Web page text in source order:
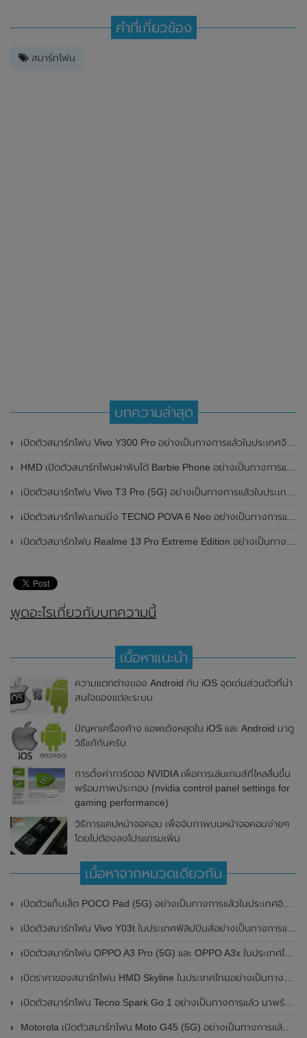
คำที่เกี่ยวข้อง
สมาร์ทโฟน
บทความล่าสุด
เปิดตัวสมาร์ทโฟน Vivo Y300 Pro อย่างเป็นทางการแล้วในประเทศจีน มาพร้อมดีไซน์พรีเมี่ยม ทนทาน และแบตเตอรี่สุดอึดขนาดใหญ่ 6,500mAh พร้อมรองรับการชาร์จไว 80W
HMD เปิดตัวสมาร์ทโฟนฝาพับได้ Barbie Phone อย่างเป็นทางการแล้ว มาพร้อมธีมสีชมพูสดใส
เปิดตัวสมาร์ทโฟน Vivo T3 Pro (5G) อย่างเป็นทางการแล้วในประเทศอินเดีย
เปิดตัวสมาร์ทโฟนเกมมิ่ง TECNO POVA 6 Neo อย่างเป็นทางการแล้วในประเทศไทย ในราคา 8,499 บาท
เปิดตัวสมาร์ทโฟน Realme 13 Pro Extreme Edition อย่างเป็นทางการแล้วในประเทศจีน
พูดอะไรเกี่ยวกับบทความนี้
เนื้อหาแนะนำ
ความแตกต่างของ Android กับ iOS จุดเด่นส่วนตัวที่น่า
สนใจของแต่ละระบบ
ปัญหาเครื่องค้าง แอพเด้งหลุดใน iOS และ Android มาดู
วิธีแก้กันครับ
การตั้งค่าการ์ดจอ NVIDIA เพื่อการเล่นเกมส์ที่ไหลลื่นขึ้น
พร้อมภาพประกอบ (nvidia control panel settings for
gaming performance)
วิธีการแคปหน้าจอคอม เพื่อจับภาพบนหน้าจอคอมง่ายๆ
โดยไม่ต้องลงโปรแกรมเพิ่ม
เนื้อหาจากหมวดเดียวกัน
เปิดตัวแท็บเล็ต POCO Pad (5G) อย่างเป็นทางการแล้วในประเทศอินเดีย มาพร้อมชิปเซ็ต Snapdragon 7s Gen 2 ของ Qualcomm และรองรับเครือข่าย 5G
เปิดตัวสมาร์ทโฟน Vivo Y03t ในประเทศฟิลิปปินส์อย่างเป็นทางการแล้ว มาพร้อมชิปเซ็ต Unisoc T612 , กล้องหลัง ความละเอียด 13MP , แบตเตอรี่ 5,000mAh และหน้าจอแสดงผล LCD / 90Hz
เปิดตัวสมาร์ทโฟน OPPO A3 Pro (5G) และ OPPO A3x ในประเทศไทยอย่างเป็นทางการแล้ว ในราคาเริ่มต้นเพียง 3,999 บาท
เปิดราคาของสมาร์ทโฟน HMD Skyline ในประเทศไทยอย่างเป็นทางการแล้ว ราคา 14,990 บาท
เปิดตัวสมาร์ทโฟน Tecno Spark Go 1 อย่างเป็นทางการแล้ว มาพร้อมหน้าจอแสดงผล LCD / 120Hz , แบตเตอรี่ 5,000mAh และใช้ชิปเซ็ต Unisoc
Motorola เปิดตัวสมาร์ทโฟน Moto G45 (5G) อย่างเป็นทางการแล้วในอินเดีย